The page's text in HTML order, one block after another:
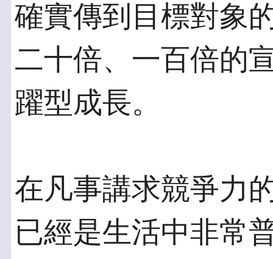
確實傳到目標對象
二十倍、一百倍的
躍型成長。
在凡事講求競爭力
已經是生活中非常